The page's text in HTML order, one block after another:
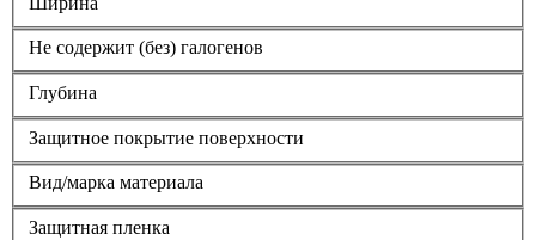
Не содержит (без) галогенов
Глубина
Защитное покрытие поверхности
Вид/марка материала
Защитная пленка